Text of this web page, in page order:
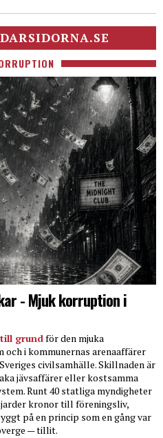
- Mjuk korruption i
till grundför den mjuka
i kommunernas arenaaffärer
civilsamhälle. Skillnaden är
jävsaffärer eller kostsamma
Runt 40 statliga myndigheter
kronor till föreningsliv,
på en princip som en gång var
— tillit.